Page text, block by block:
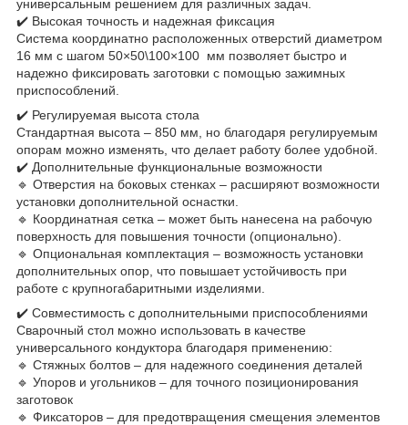
универсальным решением для различных задач.
✔️ Высокая точность и надежная фиксация
Система координатно расположенных отверстий диаметром
16 мм с шагом 50×50\100×100 мм позволяет быстро и
надежно фиксировать заготовки с помощью зажимных
приспособлений.
✔️ Регулируемая высота стола
Стандартная высота – 850 мм, но благодаря регулируемым
опорам можно изменять, что делает работу более удобной.
✔️ Дополнительные функциональные возможности
🔹 Отверстия на боковых стенках – расширяют возможности
установки дополнительной оснастки.
🔹 Координатная сетка – может быть нанесена на рабочую
поверхность для повышения точности (опционально).
🔹 Опциональная комплектация – возможность установки
дополнительных опор, что повышает устойчивость при
работе с крупногабаритными изделиями.
✔️ Совместимость с дополнительными приспособлениями
Сварочный стол можно использовать в качестве
универсального кондуктора благодаря применению:
🔹 Стяжных болтов – для надежного соединения деталей
🔹 Упоров и угольников – для точного позиционирования
заготовок
🔹 Фиксаторов – для предотвращения смещения элементов